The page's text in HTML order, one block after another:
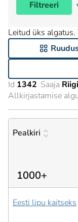
Filtreeri
Leitud üks algatus.
Id 1342 Saaja
Allkirjastamise
Pealkiri
1000+
Eesti lipu kaitseks